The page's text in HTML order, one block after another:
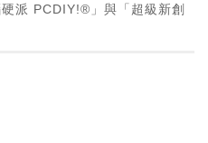
派 PCDIY!®」與「超級新創